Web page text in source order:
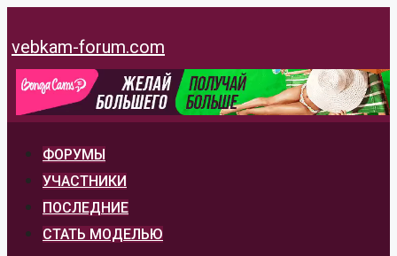
к
содержимому
vebkam-forum.com
ФОРУМЫ
УЧАСТНИКИ
ПОСЛЕДНИЕ
СТАТЬ МОДЕЛЬЮ